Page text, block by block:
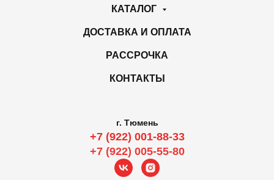
КАТАЛОГ
ДОСТАВКА И ОПЛАТА
РАССРОЧКА
КОНТАКТЫ
г. Тюмень
+7 (922) 001-88-33
+7 (922) 005-55-80